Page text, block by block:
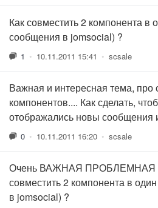
Как совместить 2 компонента в
сообщения в jomsocial) ?
1 • 10.11.2011 15:41 • scsale
Важная и интересная тема,
компонентов.... Как сделать,
отображались новы сообщения
0 • 10.11.2011 16:20 • scsale
Очень ВАЖНАЯ ПРОБЛЕМНАЯ
совместить 2 компонента в
в jomsocial) ?